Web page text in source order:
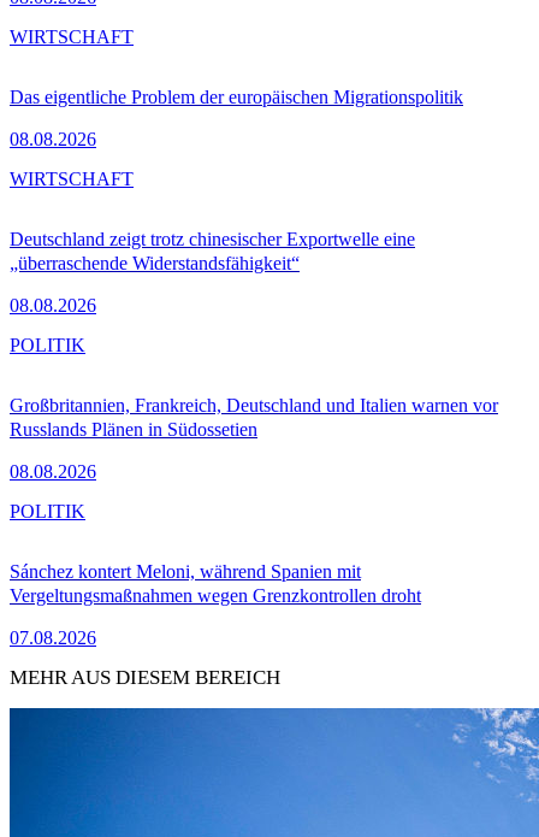
Das eigentliche Problem der europäischen Migrationspolitik
08.08.2026
WIRTSCHAFT
Deutschland zeigt trotz chinesischer Exportwelle eine
„überraschende Widerstandsfähigkeit“
08.08.2026
WIRTSCHAFT
Großbritannien, Frankreich, Deutschland und Italien warnen vor
Russlands Plänen in Südossetien
08.08.2026
POLITIK
Sánchez kontert Meloni, während Spanien mit
Vergeltungsmaßnahmen wegen Grenzkontrollen droht
07.08.2026
POLITIK
MEHR AUS DIESEM BEREICH